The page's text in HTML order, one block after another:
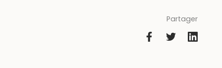
Partager